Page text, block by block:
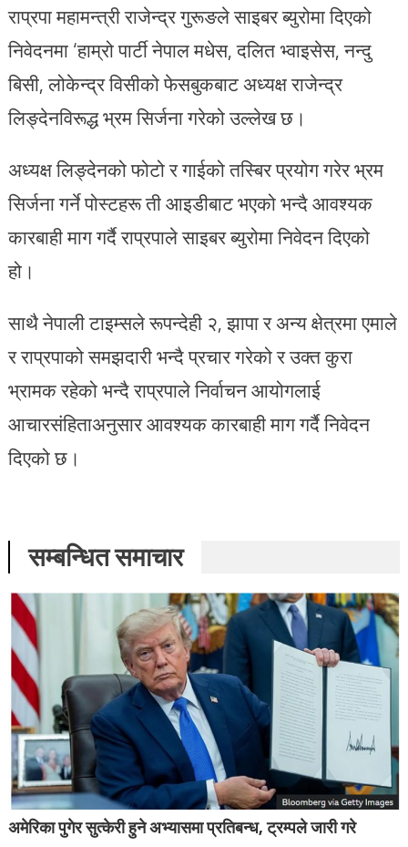
राप्रपा महामन्त्री राजेन्द्र गुरूङले साइबर ब्युरोमा दिएको
निवेदनमा ‘हाम्रो पार्टी नेपाल मधेस, दलित भ्वाइसेस, नन्दु
बिसी, लोकेन्द्र विसीको फेसबुकबाट अध्यक्ष राजेन्द्र
लिङ्देनविरूद्ध भ्रम सिर्जना गरेको उल्लेख छ।
अध्यक्ष लिङ्देनको फोटो र गाईको तस्बिर प्रयोग गरेर भ्रम
सिर्जना गर्ने पोस्टहरू ती आइडीबाट भएको भन्दै आवश्यक
कारबाही माग गर्दै राप्रपाले साइबर ब्युरोमा निवेदन दिएको
हो।
साथै नेपाली टाइम्सले रूपन्देही २, झापा र अन्य क्षेत्रमा एमाले
र राप्रपाको समझदारी भन्दै प्रचार गरेको र उक्त कुरा
भ्रामक रहेको भन्दै राप्रपाले निर्वाचन आयोगलाई
आचारसंहिताअनुसार आवश्यक कारबाही माग गर्दै निवेदन
दिएको छ।
सम्बन्धित समाचार
अमेरिका पुगेर सुत्केरी हुने अभ्यासमा प्रतिबन्ध, ट्रम्पले जारी गरे